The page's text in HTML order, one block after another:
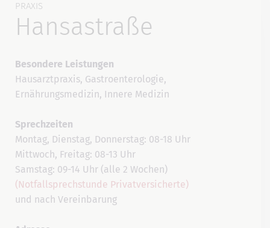
PRAXIS
Hansastraße
Besondere Leistungen
Hausarztpraxis, Gastroenterologie,
Ernährungsmedizin, Innere Medizin
Sprechzeiten
Montag, Dienstag, Donnerstag: 08-18 Uhr
Mittwoch, Freitag: 08-13 Uhr
Samstag: 09-14 Uhr (alle 2 Wochen)
(Notfallsprechstunde Privatversicherte)
und nach Vereinbarung